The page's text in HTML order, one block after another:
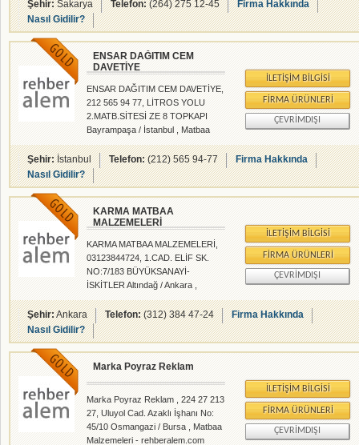
Şehir:Sakarya Telefon:(264) 275 12-45
Firma Hakkında
Nasıl Gidilir?
ENSAR DAĞITIM CEM
DAVETİYE
ENSAR DAĞITIM CEM DAVETİYE,
212 565 94 77, LİTROS YOLU
2.MATB.SİTESİ ZE 8 TOPKAPI
Bayrampaşa / İstanbul , Matbaa
Malzemeleri - rehberalem.com
alanlarında faliyet gösteren
firmamızdır.
İLETIŞIM BILGISI
FIRMA ÜRÜNLERI
ÇEVRIMDIŞI
Şehir:İstanbul Telefon:(212) 565 94-77
Firma Hakkında
Nasıl Gidilir?
KARMA MATBAA
MALZEMELERİ
KARMA MATBAA MALZEMELERİ,
03123844724, 1.CAD. ELİF SK.
NO:7/183 BÜYÜKSANAYİ-
İSKİTLER Altındağ / Ankara ,
Matbaa Malzemeleri -
rehberalem.com alanlarında faliyet
gösteren firmamızdır.
İLETIŞIM BILGISI
FIRMA ÜRÜNLERI
ÇEVRIMDIŞI
Şehir:Ankara Telefon:(312) 384 47-24
Firma Hakkında
Nasıl Gidilir?
Marka Poyraz Reklam
Marka Poyraz Reklam , 224 27 213
27, Uluyol Cad. Azaklı İşhanı No:
45/10 Osmangazi / Bursa , Matbaa
Malzemeleri - rehberalem.com
İLETIŞIM BILGISI
FIRMA ÜRÜNLERI
ÇEVRIMDIŞI